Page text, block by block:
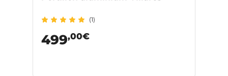
(1)
499,00€